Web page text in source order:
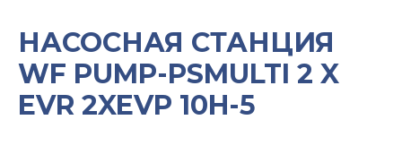
НАСОСНАЯ СТАНЦИЯ
WF PUMP-PSMULTI 2 X
EVR 2XEVP 10H-5